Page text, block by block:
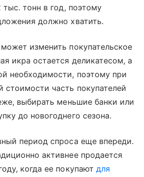
тыс. тонн в год, поэтому
должно хватить.
изменить покупательское
икра остается деликатесом, а
необходимости, поэтому при
часть покупателей
выбирать меньшие банки или
до новогоднего сезона.
период спроса еще впереди.
активнее продается
когда ее покупают для